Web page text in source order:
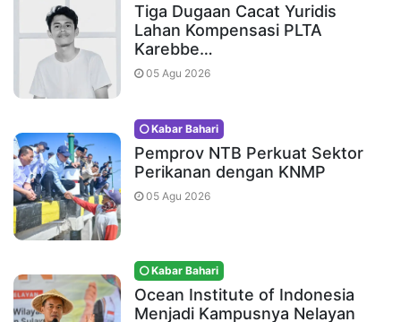
Tiga Dugaan Cacat Yuridis
Lahan Kompensasi PLTA
Karebbe…
05 Agu 2026
Kabar Bahari
Pemprov NTB Perkuat Sektor
Perikanan dengan KNMP
05 Agu 2026
Kabar Bahari
Ocean Institute of Indonesia
Menjadi Kampusnya Nelayan